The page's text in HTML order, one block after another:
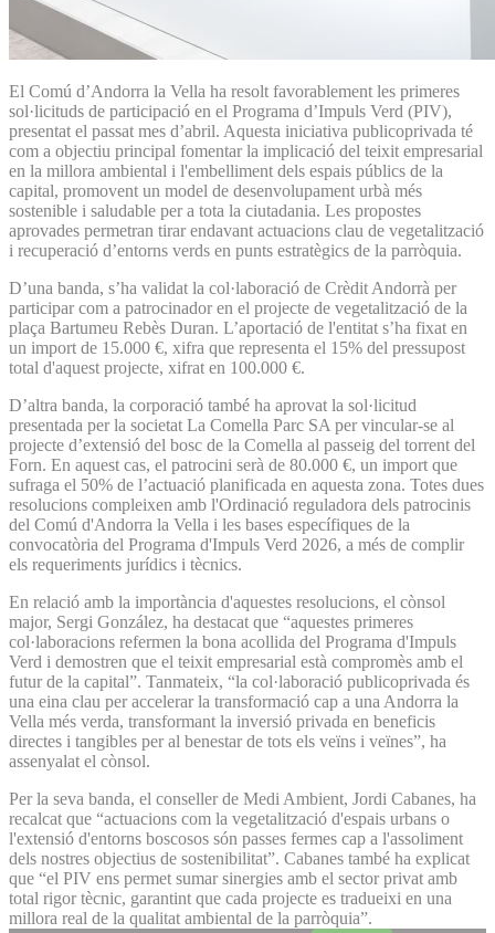
El Comú d’Andorra la Vella ha resolt favorablement les primeres
sol·licituds de participació en el Programa d’Impuls Verd (PIV),
presentat el passat mes d’abril. Aquesta iniciativa publicoprivada té
com a objectiu principal fomentar la implicació del teixit empresarial
en la millora ambiental i l'embelliment dels espais públics de la
capital, promovent un model de desenvolupament urbà més
sostenible i saludable per a tota la ciutadania. Les propostes
aprovades permetran tirar endavant actuacions clau de vegetalització
i recuperació d’entorns verds en punts estratègics de la parròquia.
D’una banda, s’ha validat la col·laboració de Crèdit Andorrà per
participar com a patrocinador en el projecte de vegetalització de la
plaça Bartumeu Rebès Duran. L’aportació de l'entitat s’ha fixat en
un import de 15.000 €, xifra que representa el 15% del pressupost
total d'aquest projecte, xifrat en 100.000 €.
D’altra banda, la corporació també ha aprovat la sol·licitud
presentada per la societat La Comella Parc SA per vincular-se al
projecte d’extensió del bosc de la Comella al passeig del torrent del
Forn. En aquest cas, el patrocini serà de 80.000 €, un import que
sufraga el 50% de l’actuació planificada en aquesta zona. Totes dues
resolucions compleixen amb l'Ordinació reguladora dels patrocinis
del Comú d'Andorra la Vella i les bases específiques de la
convocatòria del Programa d'Impuls Verd 2026, a més de complir
els requeriments jurídics i tècnics.
En relació amb la importància d'aquestes resolucions, el cònsol
major, Sergi González, ha destacat que “aquestes primeres
col·laboracions refermen la bona acollida del Programa d'Impuls
Verd i demostren que el teixit empresarial està compromès amb el
futur de la capital”. Tanmateix, “la col·laboració publicoprivada és
una eina clau per accelerar la transformació cap a una Andorra la
Vella més verda, transformant la inversió privada en beneficis
directes i tangibles per al benestar de tots els veïns i veïnes”, ha
assenyalat el cònsol.
Per la seva banda, el conseller de Medi Ambient, Jordi Cabanes, ha
recalcat que “actuacions com la vegetalització d'espais urbans o
l'extensió d'entorns boscosos són passes fermes cap a l'assoliment
dels nostres objectius de sostenibilitat”. Cabanes també ha explicat
que “el PIV ens permet sumar sinergies amb el sector privat amb
total rigor tècnic, garantint que cada projecte es tradueixi en una
millora real de la qualitat ambiental de la parròquia”.